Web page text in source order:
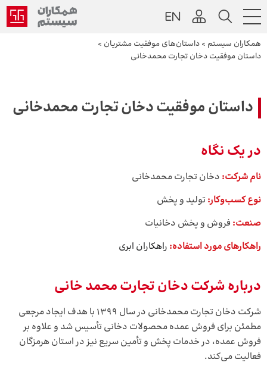
همکاران سیستم > داستان‌های موفقیت مشتریان >
داستان موفقیت دخان تجارت محمدخانی
داستان موفقیت دخان تجارت محمدخانی
در یک نگاه
نام شرکت: دخان تجارت محمدخانی
نوع کسب‌وکار: تولید و پخش
صنعت: فروش و پخش دخانیات
راهکارهای مورد استفاده: راهکاران ابری
درباره شرکت دخان تجارت محمد خانی
شرکت دخان تجارت محمدخانی در سال ۱۳۹۹ با هدف ایجاد مرجعی
مطمئن برای فروش عمده محصولات دخانی تأسیس شد و علاوه بر
فروش عمده، در خدمات پخش و تأمین سریع نیز در استان هرمزگان
فعالیت می‌کند.